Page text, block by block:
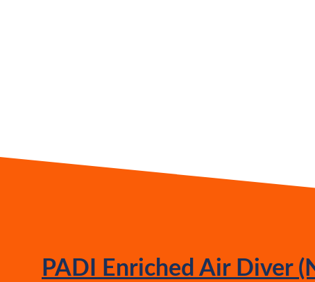
PADI Enriched Air Diver